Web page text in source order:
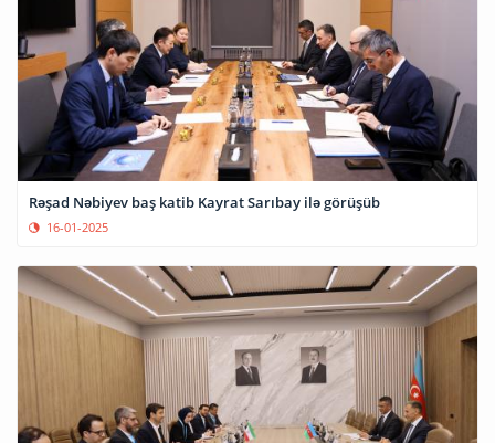
Rəşad Nəbiyev baş katib Kayrat Sarıbay ilə görüşüb
16-01-2025